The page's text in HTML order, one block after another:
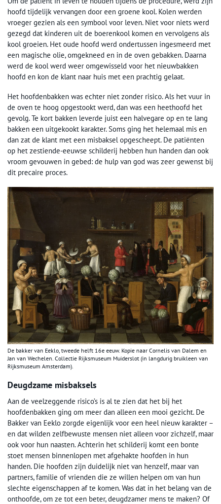
hoofd tijdelijk vervangen door een groene kool. Kolen werden
vroeger gezien als een symbool voor leven. Niet voor niets werd
gezegd dat kinderen uit de boerenkool komen en vervolgens als
kool groeien. Het oude hoofd werd ondertussen ingesmeerd met
een magische olie, omgekneed en in de oven gebakken. Daarna
werd de kool werd weer omgewisseld voor het nieuwbakken
hoofd en kon de klant naar huis met een prachtig gelaat.
Het hoofdenbakken was echter niet zonder risico. Als het vuur in
de oven te hoog opgestookt werd, dan was een heethoofd het
gevolg. Te kort bakken leverde juist een halvegare op en te lang
bakken een uitgekookt karakter. Soms ging het helemaal mis en
dan zat de klant met een misbaksel opgescheept. De patiënten
op het zestiende-eeuwse schilderij hebben hun handen dan ook
vroom gevouwen in gebed: de hulp van god was zeer gewenst bij
dit precaire proces.
De bakker van Eeklo, tweede helft 16e eeuw. Kopie naar Cornelis van Dalem en
Jan van Wechelen. Collectie Rijksmuseum Muiderslot (in langdurig bruikleen van
Rijksmuseum Amsterdam).
Deugdzame misbaksels
Aan de veelzeggende risico’s is al te zien dat het bij het
hoofdenbakken ging om meer dan alleen een mooi gezicht. De
Bakker van Eeklo zorgde eigenlijk voor een heel nieuw karakter –
en dat wilden zelfbewuste mensen niet alleen voor zichzelf, maar
ook voor hun naasten. Achterin het schilderij komt een bonte
stoet mensen binnenlopen met afgehakte hoofden in hun
handen. Die hoofden zijn duidelijk niet van henzelf, maar van
partners, familie of vrienden die ze willen helpen om van hun
slechte eigenschappen af te komen. Was dat in het belang van de
onthoofde, om ze tot een beter, deugdzamer mens te maken? Of